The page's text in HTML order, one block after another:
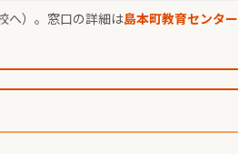
へ）。窓口の詳細は島本町教育センター